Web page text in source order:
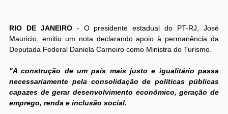
RIO DE JANEIRO- O presidente estadual do PT-RJ, José
Mauricio, emitiu um nota declarando apoio à permanência da
Deputada Federal Daniela Carneiro como Ministra do Turismo.
"A construção de um país mais justo e igualitário passa
necessariamente pela consolidação de políticas públicas
capazes de gerar desenvolvimento econômico, geração de
emprego, renda e inclusão social.